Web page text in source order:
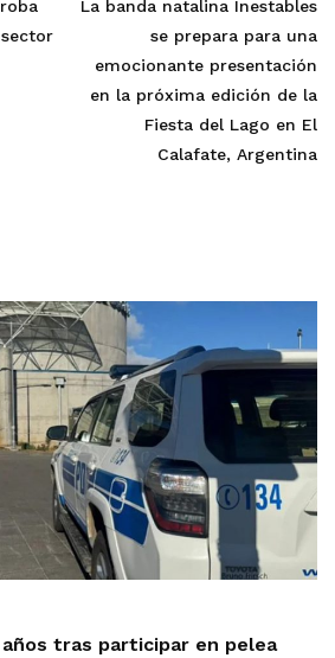
La banda natalina Inestables
se prepara para una
emocionante presentación
en la próxima edición de la
Fiesta del Lago en El
Calafate, Argentina
tras participar en pelea